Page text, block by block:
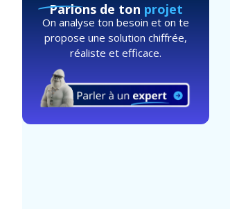
Parlons de ton projet
On analyse ton besoin et on te
propose une solution chiffrée,
réaliste et efficace.